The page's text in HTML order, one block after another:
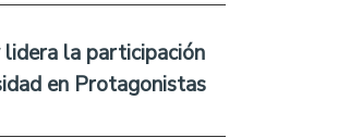
lidera la participación
en Protagonistas